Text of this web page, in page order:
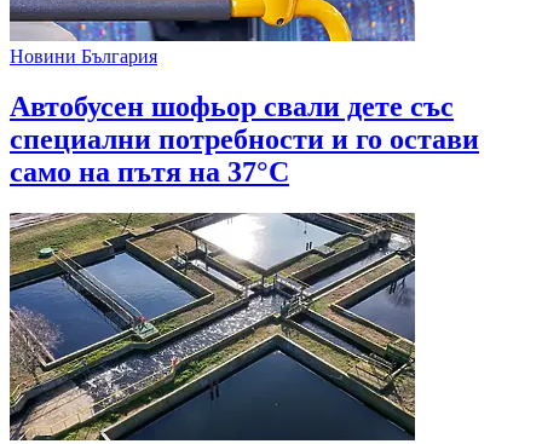
Новини България
Автобусен шофьор свали дете със
специални потребности и го остави
само на пътя на 37°C